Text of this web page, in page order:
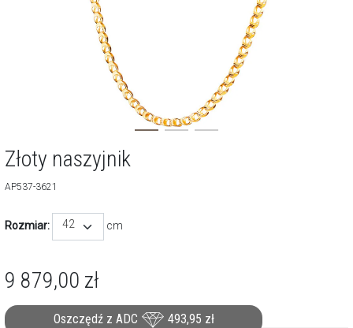
Złoty naszyjnik
AP537-3621
Rozmiar: 42 cm
9 879,00 zł
Oszczędź z ADC 493,95 zł